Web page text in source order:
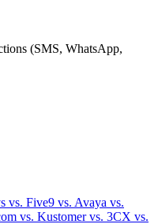
(SMS, WhatsApp,
vs. Five9 vs. Avaya vs.
vs. Kustomervs. 3CX vs.